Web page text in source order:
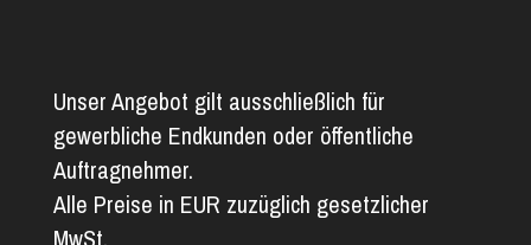
Unser Angebot gilt ausschließlich für
gewerbliche Endkunden oder öffentliche
Auftragnehmer.
Alle Preise in EUR zuzüglich gesetzlicher
MwSt.